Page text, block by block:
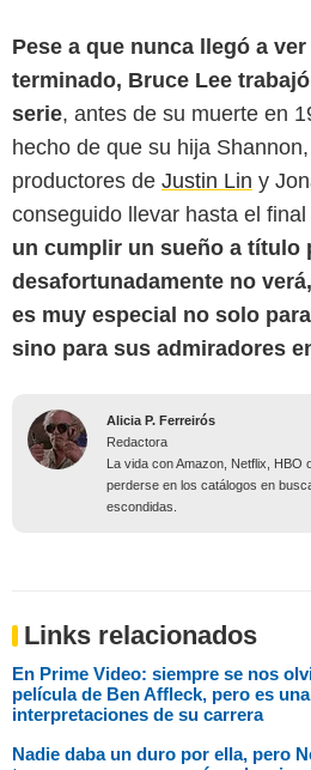
Pese a que nunca llegó a
terminado, Bruce Lee
serie, antes de su muerte en
hecho de que su hija
productores de Justin Lin y
conseguido llevar hasta el
un cumplir un sueño a título
desafortunadamente no
es muy especial no solo
sino para sus admiradores
Alicia P. Ferreirós
Redactora
La vida con Amazon, Netflix, HBO
perderse en los catálogos en
escondidas.
Links relacionados
En Prime Video: siempre se nos
película de Ben Affleck, pero es
interpretaciones de su carrera
Nadie daba un duro por ella, pero